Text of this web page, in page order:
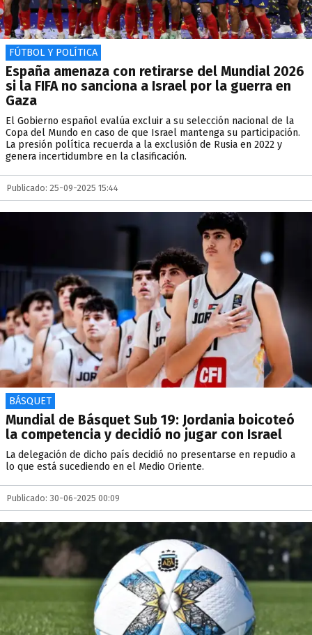
FÚTBOL Y POLÍTICA
España amenaza con retirarse del Mundial 2026
si la FIFA no sanciona a Israel por la guerra en
Gaza
El Gobierno español evalúa excluir a su selección nacional de la
Copa del Mundo en caso de que Israel mantenga su participación.
La presión política recuerda a la exclusión de Rusia en 2022 y
genera incertidumbre en la clasificación.
Publicado: 25-09-2025 15:44
BÁSQUET
Mundial de Básquet Sub 19: Jordania boicoteó
la competencia y decidió no jugar con Israel
La delegación de dicho país decidió no presentarse en repudio a
lo que está sucediendo en el Medio Oriente.
Publicado: 30-06-2025 00:09